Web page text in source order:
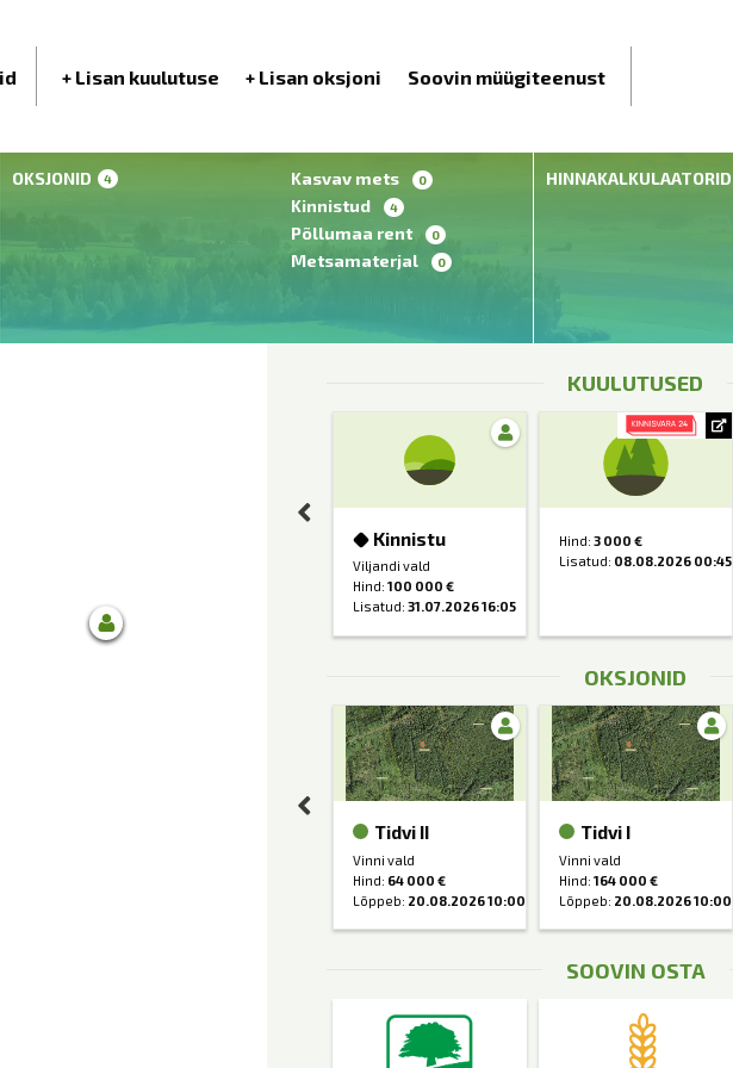
+ Lisan kuulutuse + Lisan oksjoni Soovin müügiteenust
OKSJONID 4 Kasvav mets 0
Kinnistud 4
Põllumaa rent 0
Metsamaterjal 0
HINNAKALKULAATORID
KUULUTUSED
Kinnistu
Viljandi vald
Hind: 100 000 €
Lisatud: 31.07.2026 16:05
Hind: 3 000 €
Lisatud: 08.08.2026 00:45
OKSJONID
Tidvi II
Vinni vald
Hind: 64 000 €
Lõppeb: 20.08.2026 10:00
Tidvi I
Vinni vald
Hind: 164 000 €
Lõppeb: 20.08.2026 10:00
SOOVIN OSTA